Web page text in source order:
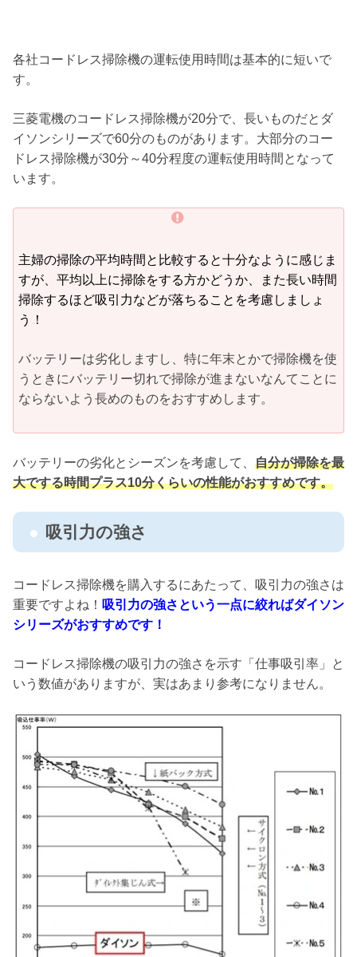
各社コードレス掃除機の運転使用時間は基本的に短いで
す。
三菱電機のコードレス掃除機が20分で、長いものだとダ
イソンシリーズで60分のものがあります。大部分のコー
ドレス掃除機が30分～40分程度の運転使用時間となって
います。
主婦の掃除の平均時間と比較すると十分なように感じま
すが、平均以上に掃除をする方かどうか、また長い時間
掃除するほど吸引力などが落ちることを考慮しましょ
う！
バッテリーは劣化しますし、特に年末とかで掃除機を使
うときにバッテリー切れで掃除が進まないなんてことに
ならないよう長めのものをおすすめします。
バッテリーの劣化とシーズンを考慮して、 自分が掃除を最
大でする時間プラス10分くらいの性能がおすすめです。
吸引力の強さ
コードレス掃除機を購入するにあたって、吸引力の強さは
重要ですよね！ 吸引力の強さという一点に絞ればダイソン
シリーズがおすすめです！
コードレス掃除機の吸引力の強さを示す「仕事吸引率」と
いう数値がありますが、実はあまり参考になりません。